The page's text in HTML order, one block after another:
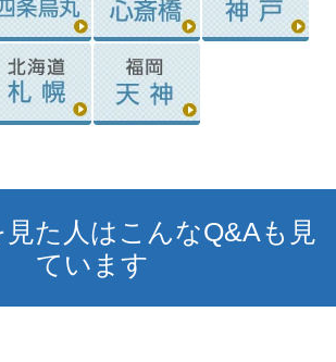
見た人はこんなQ&Aも見
ています